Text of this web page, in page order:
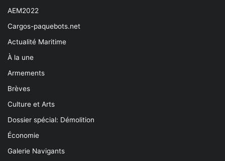
AEM2022
Cargos-paquebots.net
Actualité Maritime
À la une
Armements
Brèves
Culture et Arts
Dossier spécial: Démolition
Économie
Galerie Navigants